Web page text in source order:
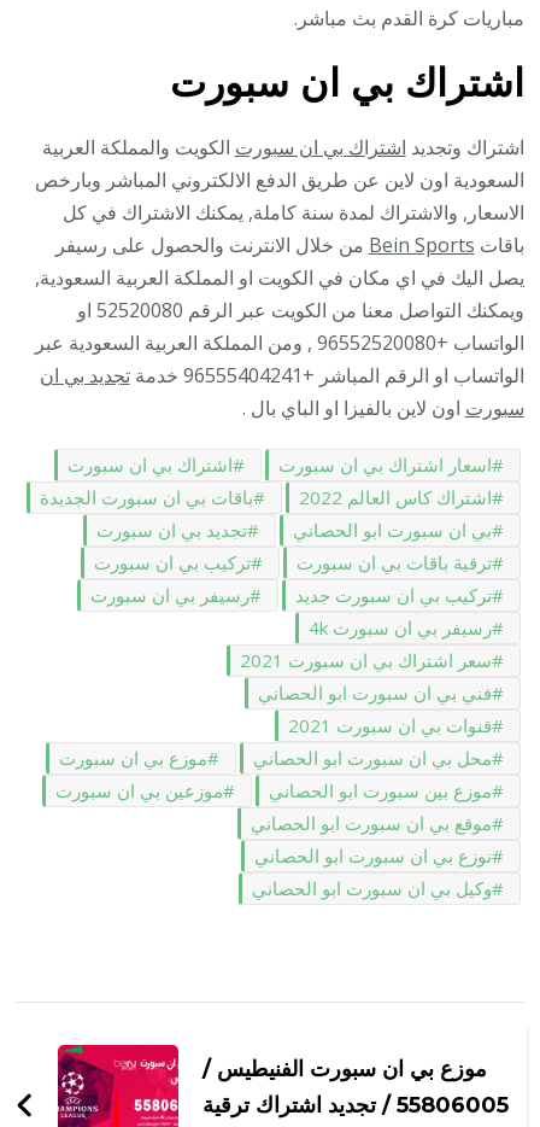
مباريات كرة القدم بث مباشر.
اشتراك بي ان سبورت
اشتراك وتجديد اشتراك بي ان سبورت الكويت والمملكة العربية
السعودية اون لاين عن طريق الدفع الالكتروني المباشر وبارخص
الاسعار, والاشتراك لمدة سنة كاملة, يمكنك الاشتراك في كل
باقات Bein Sports من خلال الانترنت والحصول على رسيفر
يصل اليك في اي مكان في الكويت او المملكة العربية السعودية,
ويمكنك التواصل معنا من الكويت عبر الرقم 52520080 او
الواتساب +96552520080 , ومن المملكة العربية السعودية عبر
الواتساب او الرقم المباشر +96555404241 خدمة
تجديد بي ان
سبورت اون لاين بالفيزا او الباي بال .
اسعار اشتراك بي ان سبورت
اشتراك بي ان سبورت
اشتراك كاس العالم 2022
باقات بي ان سبورت الجديدة
بي ان سبورت ابو الحصاني
تجديد بي ان سبورت
ترقية باقات بي ان سبورت
تركيب بي ان سبورت
تركيب بي ان سبورت جديد
رسيفر بي ان سبورت
رسيفر بي ان سبورت 4k
سعر اشتراك بي ان سبورت 2021
فني بي ان سبورت ابو الحصاني
قنوات بي ان سبورت 2021
محل بي ان سبورت ابو الحصاني
موزع بي ان سبورت
موزع بين سبورت ابو الحصاني
موزعين بي ان سبورت
موقع بي ان سبورت ابو الحصاني
نوزع بي ان سبورت ابو الحصاني
وكيل بي ان سبورت ابو الحصاني
بين
التدوينات
موزع بي ان سبورت الفنيطيس /
55806005 / تجديد اشتراك ترقية